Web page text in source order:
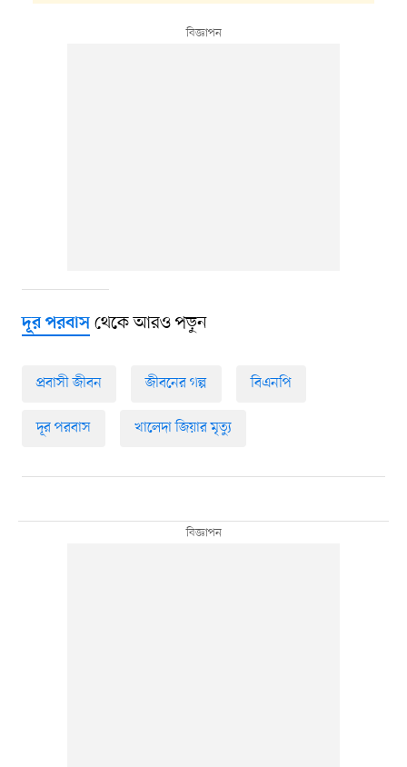
দূর পরবাসথেকে আরও পড়ুন
প্রবাসী জীবন জীবনের গল্প বিএনপি
দূর পরবাস খালেদা জিয়ার মৃত্যু